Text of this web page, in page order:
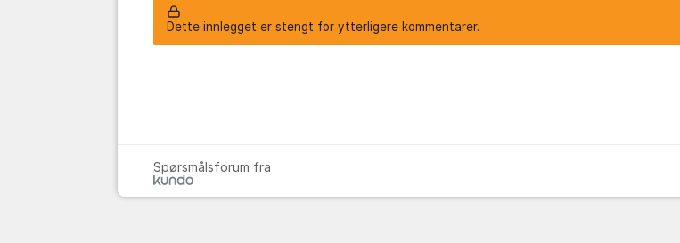
Dette innlegget er stengt for ytterligere kommentarer.
Spørsmålsforum fra